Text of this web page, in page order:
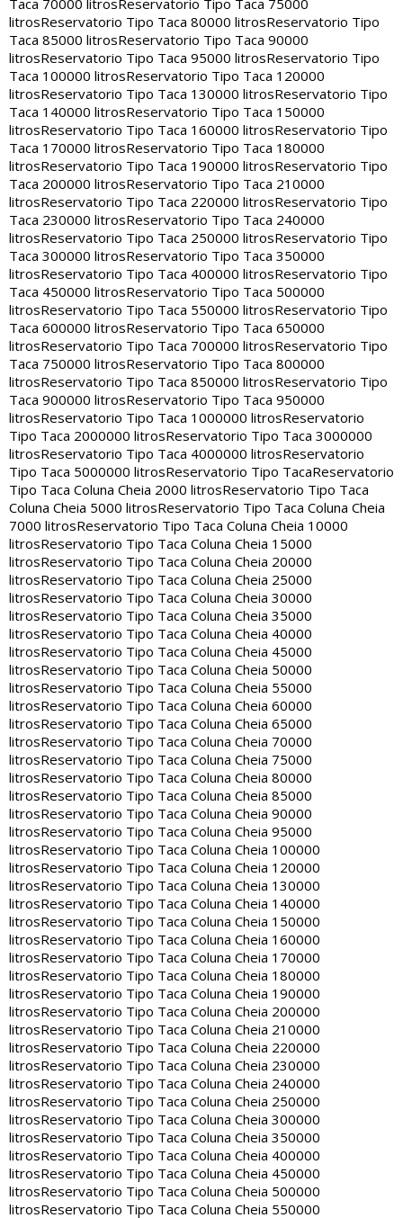
Taca 70000 litros Reservatorio Tipo Taca 75000
litrosReservatorio Tipo Taca 80000 litrosReservatorio Tipo
Taca 85000 litrosReservatorio Tipo Taca 90000
litrosReservatorio Tipo Taca 95000 litrosReservatorio Tipo
Taca 100000 litrosReservatorio Tipo Taca 120000
litrosReservatorio Tipo Taca 130000 litrosReservatorio Tipo
Taca 140000 litrosReservatorio Tipo Taca 150000
litrosReservatorio Tipo Taca 160000 litrosReservatorio Tipo
Taca 170000 litrosReservatorio Tipo Taca 180000
litrosReservatorio Tipo Taca 190000 litrosReservatorio Tipo
Taca 200000 litrosReservatorio Tipo Taca 210000
litrosReservatorio Tipo Taca 220000 litrosReservatorio Tipo
Taca 230000 litrosReservatorio Tipo Taca 240000
litrosReservatorio Tipo Taca 250000 litrosReservatorio Tipo
Taca 300000 litrosReservatorio Tipo Taca 350000
litrosReservatorio Tipo Taca 400000 litrosReservatorio Tipo
Taca 450000 litrosReservatorio Tipo Taca 500000
litrosReservatorio Tipo Taca 550000 litrosReservatorio Tipo
Taca 600000 litrosReservatorio Tipo Taca 650000
litrosReservatorio Tipo Taca 700000 litrosReservatorio Tipo
Taca 750000 litrosReservatorio Tipo Taca 800000
litrosReservatorio Tipo Taca 850000 litrosReservatorio Tipo
Taca 900000 litrosReservatorio Tipo Taca 950000
litrosReservatorio Tipo Taca 1000000 litrosReservatorio
Tipo Taca 2000000 litrosReservatorio Tipo Taca 3000000
litrosReservatorio Tipo Taca 4000000 litrosReservatorio
Tipo Taca 5000000 litrosReservatorio Tipo TacaReservatorio
Tipo Taca Coluna Cheia 2000 litrosReservatorio Tipo Taca
Coluna Cheia 5000 litrosReservatorio Tipo Taca Coluna Cheia
7000 litrosReservatorio Tipo Taca Coluna Cheia 10000
litrosReservatorio Tipo Taca Coluna Cheia 15000
litrosReservatorio Tipo Taca Coluna Cheia 20000
litrosReservatorio Tipo Taca Coluna Cheia 25000
litrosReservatorio Tipo Taca Coluna Cheia 30000
litrosReservatorio Tipo Taca Coluna Cheia 35000
litrosReservatorio Tipo Taca Coluna Cheia 40000
litrosReservatorio Tipo Taca Coluna Cheia 45000
litrosReservatorio Tipo Taca Coluna Cheia 50000
litrosReservatorio Tipo Taca Coluna Cheia 55000
litrosReservatorio Tipo Taca Coluna Cheia 60000
litrosReservatorio Tipo Taca Coluna Cheia 65000
litrosReservatorio Tipo Taca Coluna Cheia 70000
litrosReservatorio Tipo Taca Coluna Cheia 75000
litrosReservatorio Tipo Taca Coluna Cheia 80000
litrosReservatorio Tipo Taca Coluna Cheia 85000
litrosReservatorio Tipo Taca Coluna Cheia 90000
litrosReservatorio Tipo Taca Coluna Cheia 95000
litrosReservatorio Tipo Taca Coluna Cheia 100000
litrosReservatorio Tipo Taca Coluna Cheia 120000
litrosReservatorio Tipo Taca Coluna Cheia 130000
litrosReservatorio Tipo Taca Coluna Cheia 140000
litrosReservatorio Tipo Taca Coluna Cheia 150000
litrosReservatorio Tipo Taca Coluna Cheia 160000
litrosReservatorio Tipo Taca Coluna Cheia 170000
litrosReservatorio Tipo Taca Coluna Cheia 180000
litrosReservatorio Tipo Taca Coluna Cheia 190000
litrosReservatorio Tipo Taca Coluna Cheia 200000
litrosReservatorio Tipo Taca Coluna Cheia 210000
litrosReservatorio Tipo Taca Coluna Cheia 220000
litrosReservatorio Tipo Taca Coluna Cheia 230000
litrosReservatorio Tipo Taca Coluna Cheia 240000
litrosReservatorio Tipo Taca Coluna Cheia 250000
litrosReservatorio Tipo Taca Coluna Cheia 300000
litrosReservatorio Tipo Taca Coluna Cheia 350000
litrosReservatorio Tipo Taca Coluna Cheia 400000
litrosReservatorio Tipo Taca Coluna Cheia 450000
litrosReservatorio Tipo Taca Coluna Cheia 500000
litrosReservatorio Tipo Taca Coluna Cheia 550000